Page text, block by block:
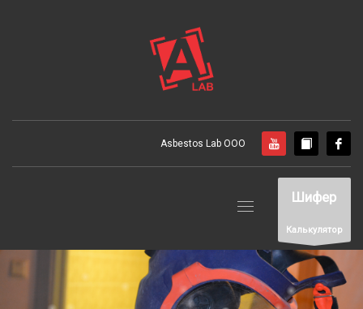
Asbestos Lab ООО
Шифер
Калькулятор